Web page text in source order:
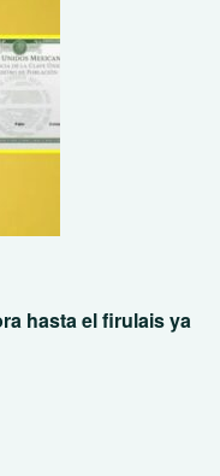
hasta el firulais ya